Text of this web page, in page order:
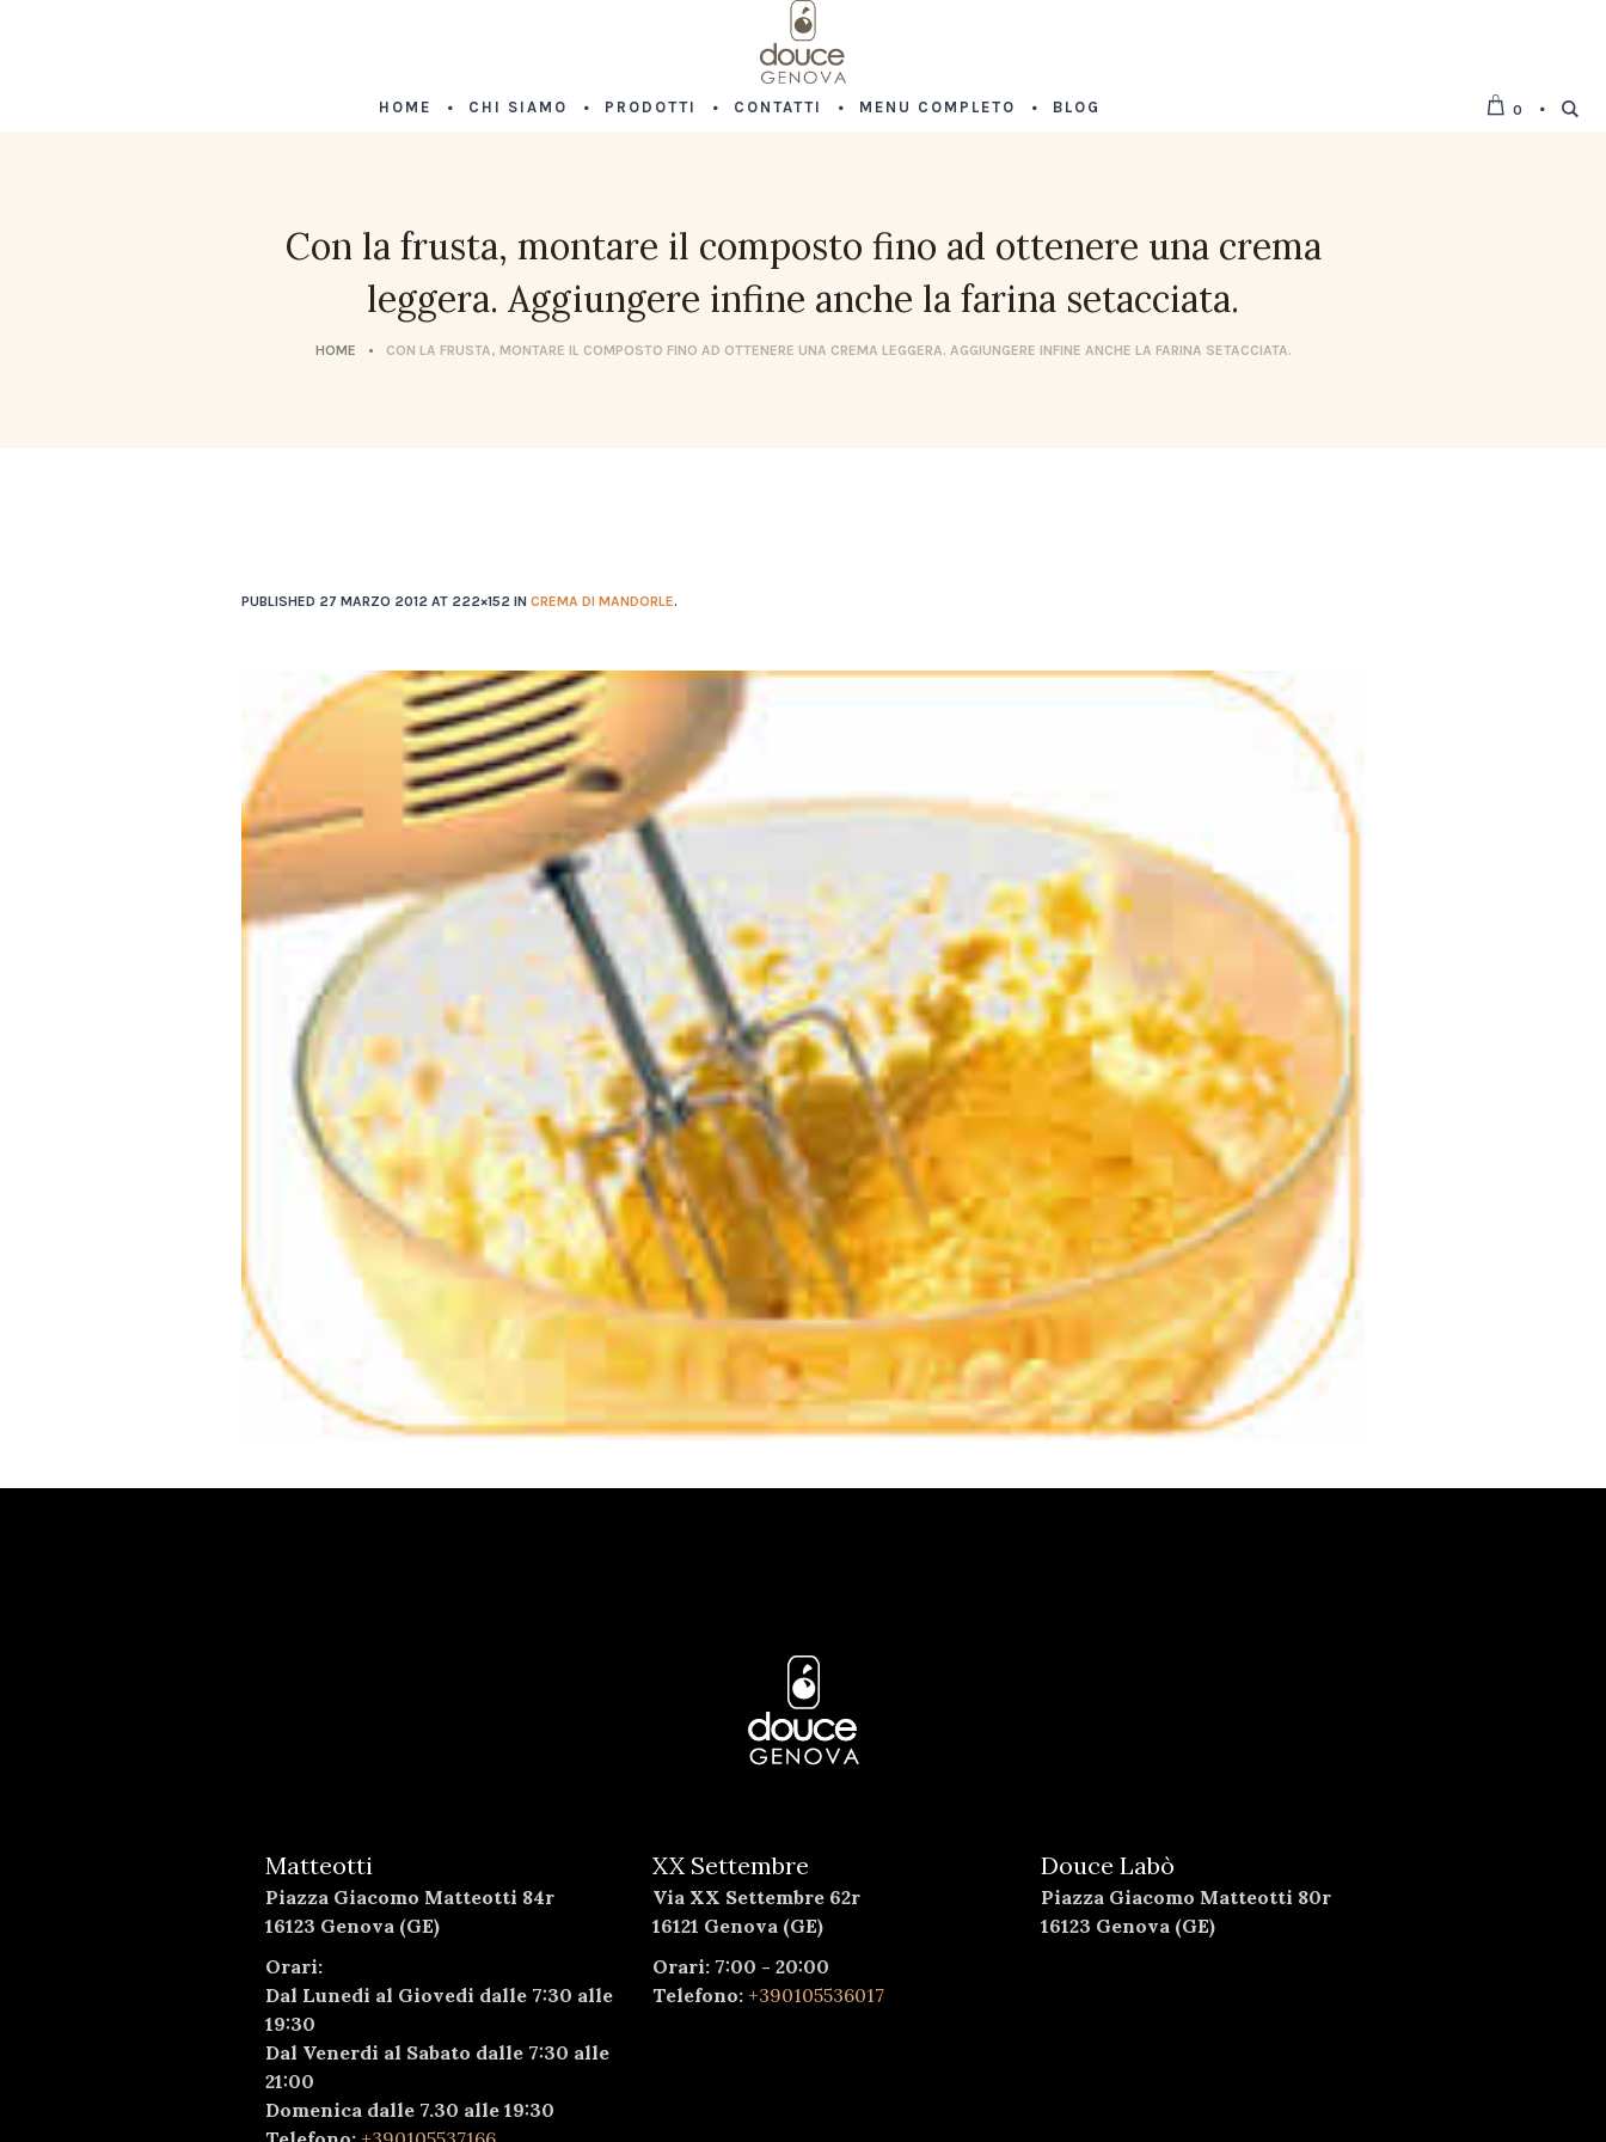
0
HOME CHI SIAMO PRODOTTI CONTATTI MENU COMPLETO BLOG
Con la frusta, montare il composto fino ad ottenere una crema
leggera. Aggiungere infine anche la farina setacciata.
HOME CON LA FRUSTA, MONTARE IL COMPOSTO FINO AD OTTENERE UNA CREMA LEGGERA. AGGIUNGERE INFINE ANCHE LA FARINA SETACCIATA.
PUBLISHED 27 MARZO 2012 AT 222×152 IN CREMA DI MANDORLE.
Matteotti
Piazza Giacomo Matteotti 84r
16123 Genova (GE)
Orari:
Dal Lunedi al Giovedi dalle 7:30 alle
19:30
Dal Venerdi al Sabato dalle 7:30 alle
21:00
Domenica dalle 7.30 alle 19:30
XX Settembre
Via XX Settembre 62r
16121 Genova (GE)
Orari: 7:00 - 20:00
Telefono: +390105536017
Douce Labò
Piazza Giacomo Matteotti 80r
16123 Genova (GE)